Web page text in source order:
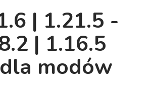
| 1.21.5 -
| 1.16.5
modów